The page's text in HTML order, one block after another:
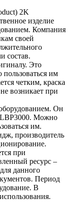
2K
изделие
Компания
своей
состав.
Это
им
четким, краска
возникает при
Он
LBP3000. Можно
им.
производитель
при
ресурс –
данного
Период
В